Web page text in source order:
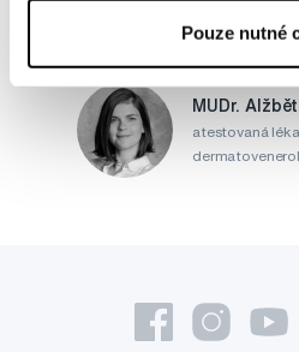
Pouze nutné
sortimentu
MUDr.
atestovaná